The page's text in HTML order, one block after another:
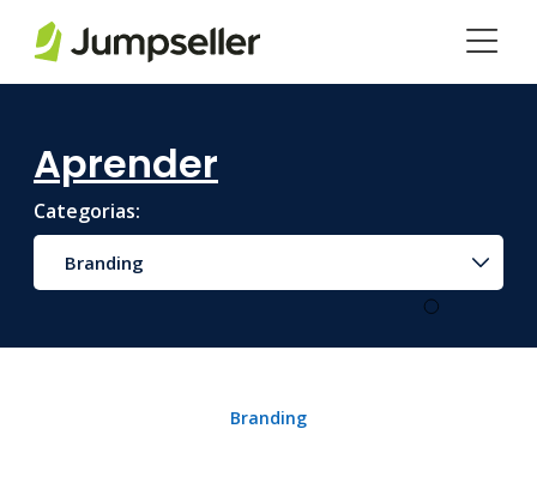
Aprender
Categorias:
Branding
Branding